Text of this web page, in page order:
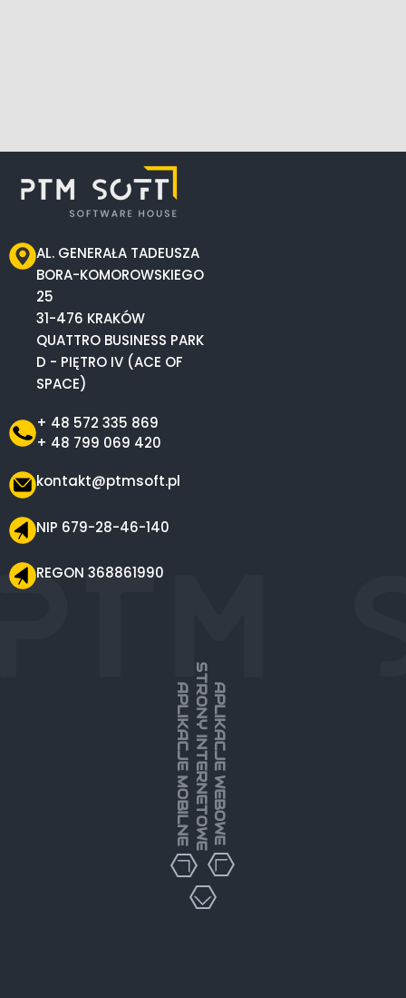
AL. GENERAŁA TADEUSZA
BORA-KOMOROWSKIEGO
25
31-476 KRAKÓW
QUATTRO BUSINESS PARK
D - PIĘTRO IV (ACE OF
SPACE)
+ 48 572 335 869
+ 48 799 069 420
kontakt@ptmsoft.pl
NIP 679-28-46-140
REGON 368861990
APLIKACJE MOBILNESTRONY INTERNETOWEAPLIKACJE WEBOWE